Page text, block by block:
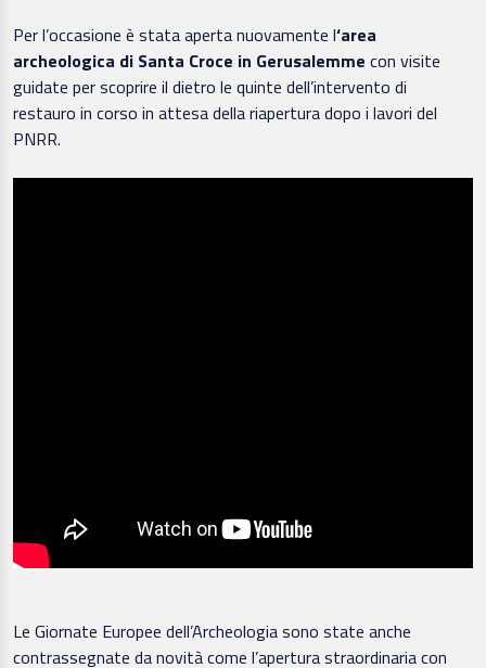
Per l’occasione è stata aperta nuovamente l‘area
archeologica di Santa Croce in Gerusalemme con visite
guidate per scoprire il dietro le quinte dell’intervento di
restauro in corso in attesa della riapertura dopo i lavori del
PNRR.
Le Giornate Europee dell’Archeologia sono state anche
contrassegnate da novità come l’apertura straordinaria con